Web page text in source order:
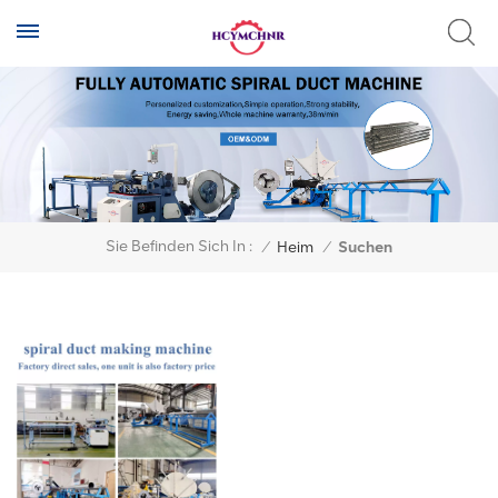
Sie Befinden Sich In : / Heim / Suchen